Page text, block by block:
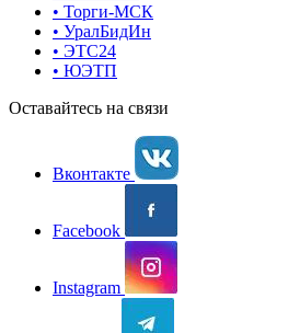
• Торги-МСК
• УралБидИн
• ЭТС24
• ЮЭТП
Оставайтесь на связи
Вконтакте
Facebook
Instagram